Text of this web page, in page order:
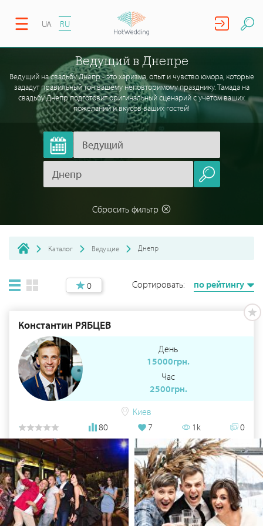
UA RU
Ведущий в Днепре
Ведущий на свадьбу Днепр - это харизма, опыт и чувство юмора, которые
зададут правильный тон вашему неповторимому празднику. Тамада на
свадьбу Днепр подготовит оригинальный сценарий с учетом ваших
пожеланий и вкусов ваших гостей!
Сбросить фильтр
Каталог Ведущие Днепр
0 Сортировать: по рейтингу
Константин РЯБЦЕВ
День
15000грн.
Час
2500грн.
Киев
80
7 1k 0